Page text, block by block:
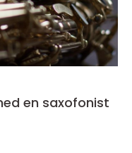
en saxofonist